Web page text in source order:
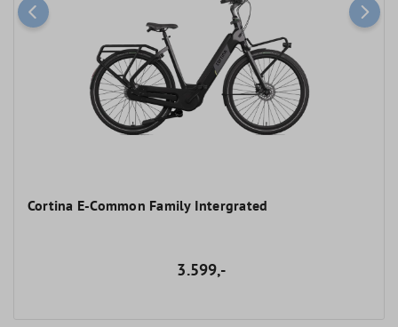
Cortina E-Common Family Intergrated
3.599,-